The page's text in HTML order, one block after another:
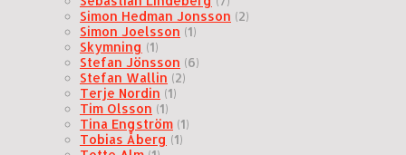
Simon Hedman Jonsson (2)
Simon Joelsson (1)
Skymning (1)
Stefan Jönsson (6)
Stefan Wallin (2)
Terje Nordin (1)
Tim Olsson (1)
Tina Engström (1)
Tobias Åberg (1)